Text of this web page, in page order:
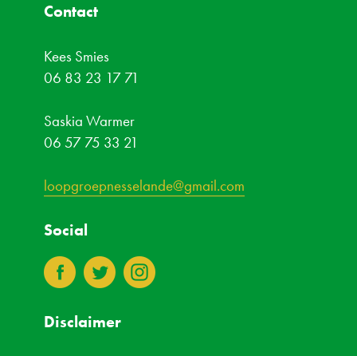
Contact
Kees Smies
06 83 23 17 71
Saskia Warmer
06 57 75 33 21
loopgroepnesselande@gmail.com
Social
3 4 8
Disclaimer